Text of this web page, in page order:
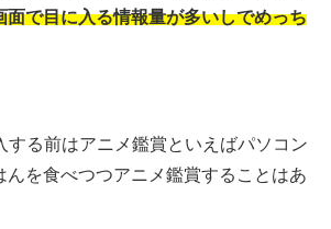
面で目に入る情報量が多いしでめっち
する前はアニメ鑑賞といえばパソコン
んを食べつつアニメ鑑賞することはあ